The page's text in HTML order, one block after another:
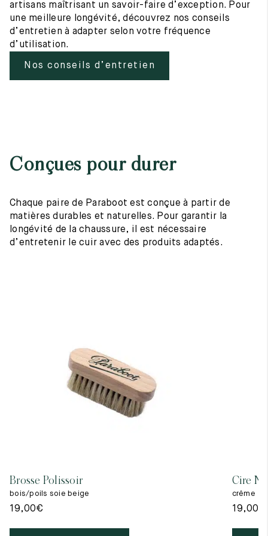
artisans maîtrisant un savoir-faire d’exception. Pour
une meilleure longévité, découvrez nos conseils
d’entretien à adapter selon votre fréquence
d’utilisation.
Nos conseils d’entretien
Conçues pour durer
Chaque paire de Paraboot est conçue à partir de
matières durables et naturelles. Pour garantir la
longévité de la chaussure, il est nécessaire
d’entretenir le cuir avec des produits adaptés.
Brosse Polissoir
bois/poils soie beige
19,00€
Cire
crême
19,00